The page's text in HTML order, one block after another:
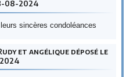
08-2024
sincères condoléances
et angélique déposé le